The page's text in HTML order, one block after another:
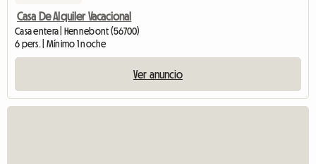
Casa De Alquiler Vacacional
Casa entera | Hennebont (56700)
6 pers. | Mínimo 1 noche
Ver anuncio